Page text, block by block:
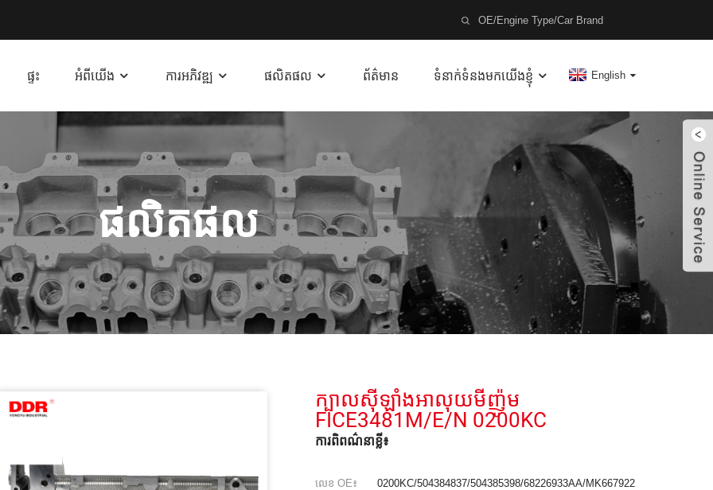
ផ្ទះ អំពីយើង ការអភិវឌ្ឍ ផលិតផល ព័ត៌មាន ទំនាក់ទំនងមកយើងខ្ញុំ English
ផលិតផល
ក្បាលស៊ីឡាំងអាលុយមីញ៉ូម
FICE3481M/E/N 0200KC
ការពិពណ៌នាខ្លី៖
លេខ OE៖
0200KC/504384837/504385398/68226933AA/MK667922